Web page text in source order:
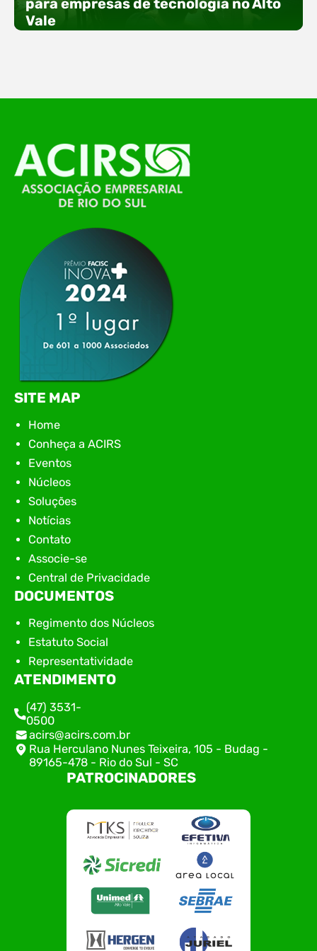
especial voltada à tecnologia, inovação e
empreendedorismo. Durante os três dias de
para empresas de tecnologia no Alto
Vale
O Polo ACATE-ACIRS, por meio do NIAVI – Núcleo
de Tecnologia da Informação do Alto Vale do
Itajaí, realizou, no dia 21 de julho, o evento
Conexão Tech NIAVI, reunindo empresas de
tecnologia da região para uma noite de
apresentação de novas iniciativas para o setor. O
encontro aconteceu em Rio…
SITE MAP
Home
Conheça a ACIRS
Eventos
Núcleos
Soluções
Notícias
Contato
Associe-se
Central de Privacidade
DOCUMENTOS
Regimento dos Núcleos
Estatuto Social
Representatividade
ATENDIMENTO
(47) 3531-
0500
acirs@acirs.com.br
Rua Herculano Nunes Teixeira, 105 - Budag -
89165-478 - Rio do Sul - SC
PATROCINADORES